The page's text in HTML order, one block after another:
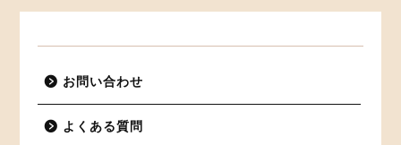
お問い合わせ
よくある質問